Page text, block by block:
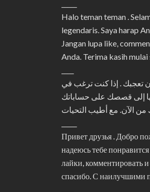
Halo teman teman .
legendaris. Saya harap
Jangan lupa like,
Anda. Terima kasih
الفيديو الأسطوري. آمل أن تعجبك . إذا كنت ترغب في
إلى قصصك على حساباتك
Привет друзья . Добро
надеюсь тебе
лайки, комментировать
спасибо. С наилучшими